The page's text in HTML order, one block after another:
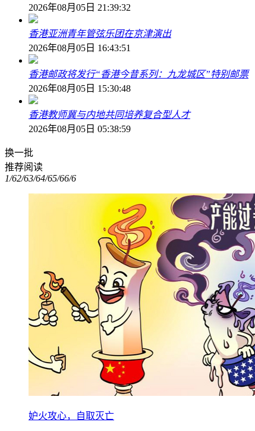
2026年08月05日 21:39:32
香港亚洲青年管弦乐团在京津演出
2026年08月05日 16:43:51
香港邮政将发行“香港今昔系列：九龙城区”特别邮票
2026年08月05日 15:30:48
香港教师冀与内地共同培养复合型人才
2026年08月05日 05:38:59
换一批
推荐阅读
1/62/63/64/65/66/6
妒火攻心，自取灭亡